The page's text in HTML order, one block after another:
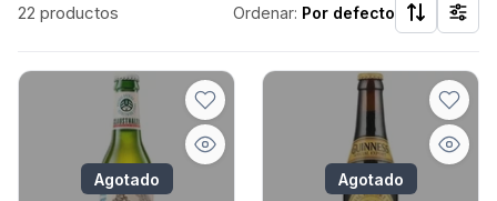
22 productos Ordenar: Por defecto
Agotado Agotado